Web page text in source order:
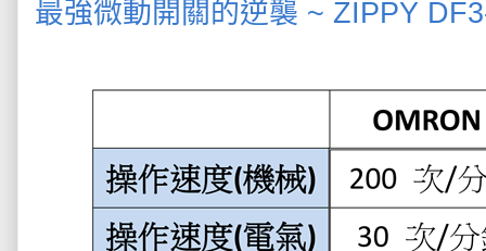
最強微動開關的逆襲 ~ ZIPPY